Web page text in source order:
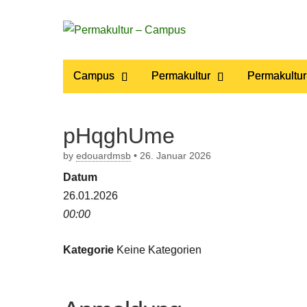
Permakultur
– Campus
Main
menu
Campus Permakultur
pHqghUme
by edouardmsb • 26. Januar 2026
Datum
26.01.2026
00:00
Kategorie Keine Kategorien